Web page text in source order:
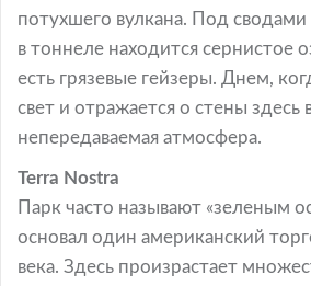
потухшего вулкана. Под
в тоннеле находится сернистое
есть грязевые гейзеры. Днем,
свет и отражается о стены здесь
непередаваемая атмосфера.
Terra Nostra
Парк часто называют «зеленым
основал один американский
века. Здесь произрастает